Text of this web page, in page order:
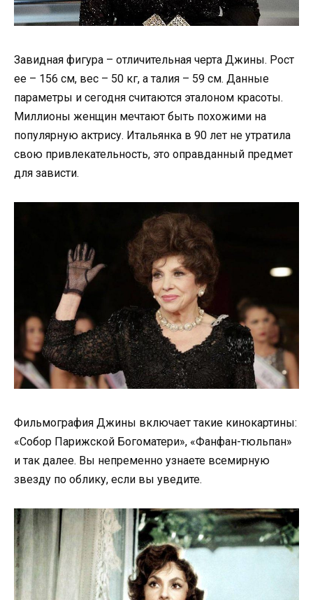
Завидная фигура – отличительная черта Джины. Рост
ее – 156 см, вес – 50 кг, а талия – 59 см. Данные
параметры и сегодня считаются эталоном красоты.
Миллионы женщин мечтают быть похожими на
популярную актрису. Итальянка в 90 лет не утратила
свою привлекательность, это оправданный предмет
для зависти.
Фильмография Джины включает такие кинокартины:
«Собор Парижской Богоматери», «Фанфан-тюльпан»
и так далее. Вы непременно узнаете всемирную
звезду по облику, если вы уведите.